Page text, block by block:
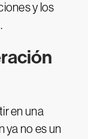
y los
en una
ya no es un